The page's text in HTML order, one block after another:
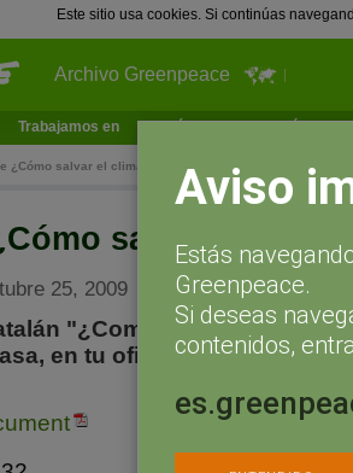
Este sitio usa cookies. Si continúas
Archivo Greenpeace
Trabajamos en ¿Qué puedes hacer tú?
¿Cómo salvar el clima? (en catalán)
salvar el
25, 2009
"¿Como salvar el
en tu oficina y en tu vida
Aviso
Estás
Greenpeace.
Si deseas
contenidos,